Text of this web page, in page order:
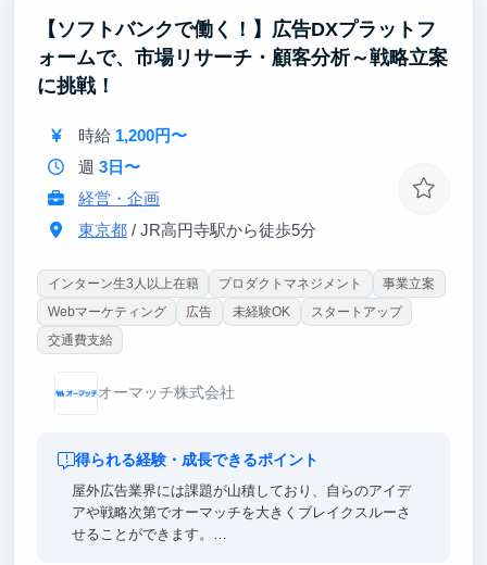
スタートアップが成長していく過程を間近で体感でき
るため、就活でも「自分で考え、行動し、成果につな
げた経験」として語りやすい実践的なエピソードを得
られます。
【ソフトバンクで働く！】広告DXプラットフ
ォームで、市場リサーチ・顧客分析～戦略立案
に挑戦！
時給 1,200円〜
週 3日〜
経営・企画
東京都/ JR高円寺駅から徒歩5分
インターン生3人以上在籍 プロダクトマネジメント
事業立案
Webマーケティング
広告 未経験OK
スタートアップ
交通費支給
オーマッチ株式会社
得られる経験・成長できるポイント
屋外広告業界には課題が山積しており、自らのアイデ
アや戦略次第でオーマッチを大きくブレイクスルーさ
せることができます。